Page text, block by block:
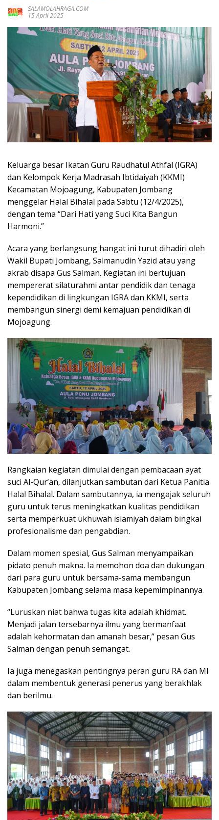
SALAMOLAHRAGA.COM
15 April 2025
Keluarga besar Ikatan Guru Raudhatul Athfal (IGRA)
dan Kelompok Kerja Madrasah Ibtidaiyah (KKMI)
Kecamatan Mojoagung, Kabupaten Jombang
menggelar Halal Bihalal pada Sabtu (12/4/2025),
dengan tema “Dari Hati yang Suci Kita Bangun
Harmoni.”
Acara yang berlangsung hangat ini turut dihadiri oleh
Wakil Bupati Jombang, Salmanudin Yazid atau yang
akrab disapa Gus Salman. Kegiatan ini bertujuan
mempererat silaturahmi antar pendidik dan tenaga
kependidikan di lingkungan IGRA dan KKMI, serta
membangun sinergi demi kemajuan pendidikan di
Mojoagung.
Rangkaian kegiatan dimulai dengan pembacaan ayat
suci Al-Qur’an, dilanjutkan sambutan dari Ketua Panitia
Halal Bihalal. Dalam sambutannya, ia mengajak seluruh
guru untuk terus meningkatkan kualitas pendidikan
serta memperkuat ukhuwah islamiyah dalam bingkai
profesionalisme dan pengabdian.
Dalam momen spesial, Gus Salman menyampaikan
pidato penuh makna. Ia memohon doa dan dukungan
dari para guru untuk bersama-sama membangun
Kabupaten Jombang selama masa kepemimpinannya.
“Luruskan niat bahwa tugas kita adalah khidmat.
Menjadi jalan tersebarnya ilmu yang bermanfaat
adalah kehormatan dan amanah besar,” pesan Gus
Salman dengan penuh semangat.
Ia juga menegaskan pentingnya peran guru RA dan MI
dalam membentuk generasi penerus yang berakhlak
dan berilmu.